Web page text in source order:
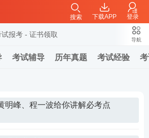
下载APP 登录
搜索
试报考 - 证书领取
考试辅导 历年真题 考试经验
导航
明峰、程一波给你讲解必考点